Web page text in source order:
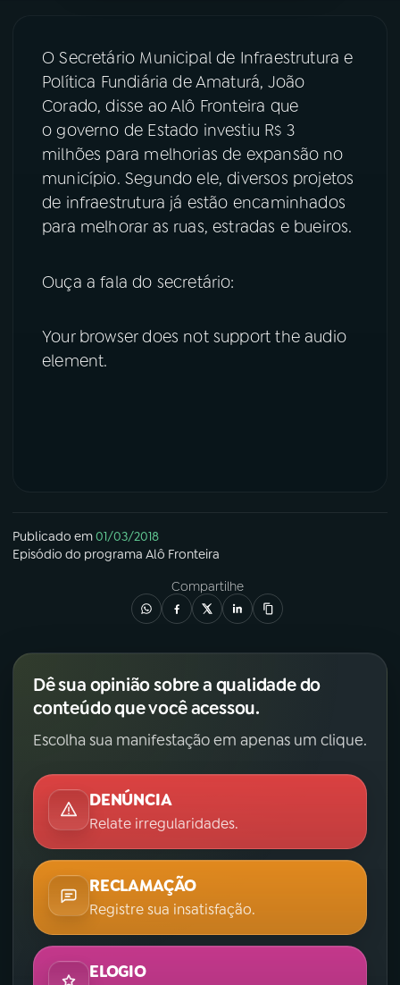
07 ÚLTIMAS
08FESTIVAL DE MÚSICA
ACOMPANHE A RÁDIO NACIONAL
YouTube Facebook
O Secretário Municipal de Infraestrutura e
Política Fundiária de Amaturá, João
Corado, disse ao Alô Fronteira que
o governo de Estado investiu R$ 3
milhões para melhorias de expansão no
município. Segundo ele, diversos projetos
de infraestrutura já estão encaminhados
para melhorar as ruas, estradas e bueiros.
Ouça a fala do secretário:
Your browser does not support the audio
element.
Publicado em01/03/2018
Episódio do programa Alô Fronteira
Compartilhe
Dê sua opinião sobre a qualidade do
conteúdo que você acessou.
Escolha sua manifestação em apenas um clique.
DENÚNCIA
Relate irregularidades.
RECLAMAÇÃO
Registre sua insatisfação.
ELOGIO